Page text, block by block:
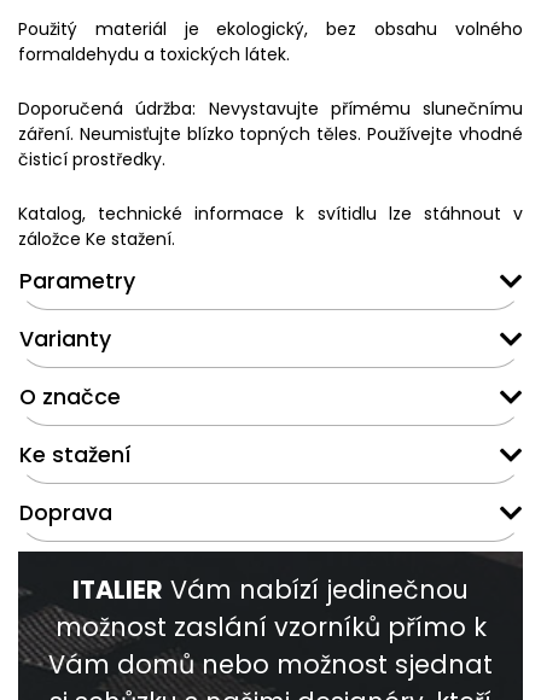
Použitý materiál je ekologický, bez obsahu volného
formaldehydu a toxických látek.
Doporučená údržba: Nevystavujte přímému slunečnímu
záření. Neumisťujte blízko topných těles. Používejte vhodné
čisticí prostředky.
Katalog, technické informace k svítidlu lze stáhnout v
záložce Ke stažení.
Parametry
Varianty
O značce
Ke stažení
Doprava
ITALIER Vám nabízí jedinečnou
možnost zaslání vzorníků přímo k
Vám domů nebo možnost sjednat